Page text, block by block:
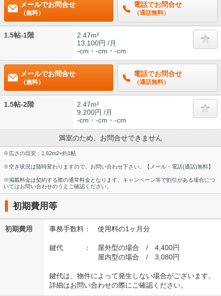
メールでお問合せ
（無料）
電話でお問合せ
（通話無料）
1.5帖-1階
2.47m²
13,100円 /月
-cm・-cm・-cm
メールでお問合せ
（無料）
電話でお問合せ
（通話無料）
1.5帖-2階
2.47m²
9,200円 /月
-cm・-cm・-cm
満室のため、お問合せできません
※広さの目安：1.62m2=約1帖
※空き状況は随時変わりますので、お問い合わせ下さい。【メール・電話(通話)無料】
※掲載料金は契約する際の通常料金となります。キャンペーン等で割引がある場合につ
いてはお問い合わせのうえご確認ください。
初期費用等
初期費用 事務手数料： 使用料の1ヶ月分
鍵代 ： 屋外型の場合 / 4,400円
屋内型の場合 / 3,080円
鍵代は、物件によって発生しない場合がございます。
詳細はお問い合わせの際にご確認ください。